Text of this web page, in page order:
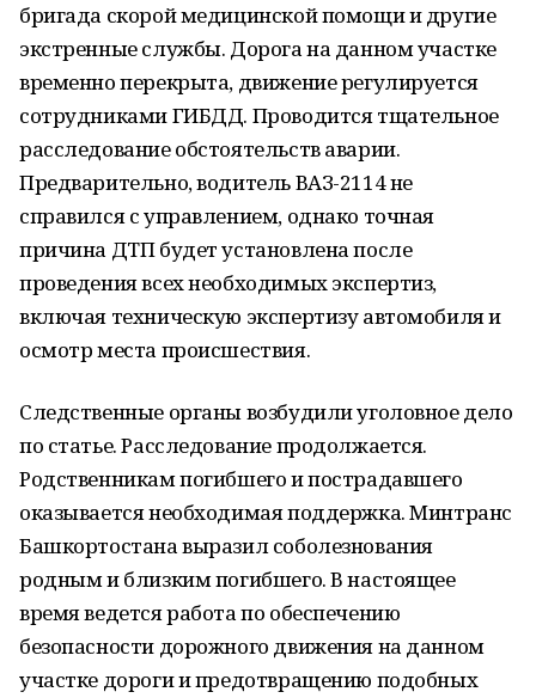
бригада скорой медицинской помощи и другие
экстренные службы. Дорога на данном участке
временно перекрыта, движение регулируется
сотрудниками ГИБДД. Проводится тщательное
расследование обстоятельств аварии.
Предварительно, водитель ВАЗ-2114 не
справился с управлением, однако точная
причина ДТП будет установлена после
проведения всех необходимых экспертиз,
включая техническую экспертизу автомобиля и
осмотр места происшествия.
Следственные органы возбудили уголовное дело
по статье. Расследование продолжается.
Родственникам погибшего и пострадавшего
оказывается необходимая поддержка. Минтранс
Башкортостана выразил соболезнования
родным и близким погибшего. В настоящее
время ведется работа по обеспечению
безопасности дорожного движения на данном
участке дороги и предотвращению подобных